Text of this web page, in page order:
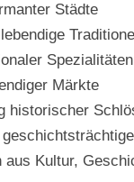
Städte
Spezialitäten
Märkte
historischer
aus Kultur,